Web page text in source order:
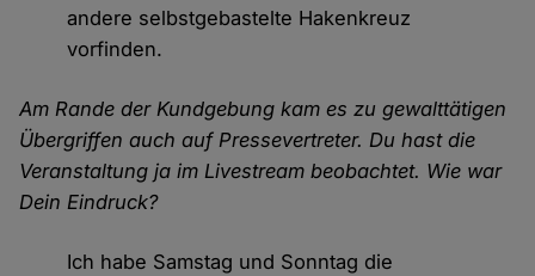
andere selbstgebastelte Hakenkreuz
vorfinden.
Am Rande der Kundgebung kam es zu gewalttätigen
Übergriffen auch auf Pressevertreter. Du hast die
Veranstaltung ja im Livestream beobachtet. Wie war
Dein Eindruck?
Ich habe Samstag und Sonntag die